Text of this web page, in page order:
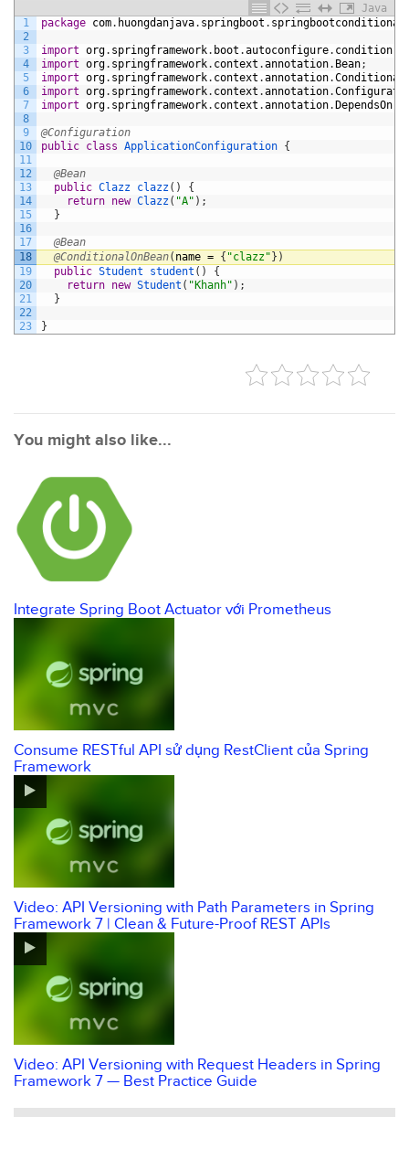
Java
1
2
3
4
5
6
7
8
9
10
11
12
13
14
15
16
17
18
19
20
21
22
23
package com. huongdanjava. springboot .
import org. springframework. boot .autoconfigure. condition
import org. springframework. context .annotation. Bean;
import org. springframework. context .annotation.Conditional
import org. springframework. context .annotation.
import org. springframework. context .annotation.DependsOn
@Configuration
public class ApplicationConfiguration {
@Bean
public Clazz clazz( )
{
return new Clazz( "A" ) ;
}
@Bean
@ConditionalOnBean( name = { "clazz"} )
public Student student ( )
{
return new Student ( "Khanh" ) ;
}
}
You might also like...
Integrate Spring Boot Actuator với Prometheus
Consume RESTful API sử dụng RestClient của Spring
Framework
Video: API Versioning with Path Parameters in Spring
Framework 7 | Clean & Future-Proof REST APIs
Video: API Versioning with Request Headers in Spring
Framework 7 — Best Practice Guide